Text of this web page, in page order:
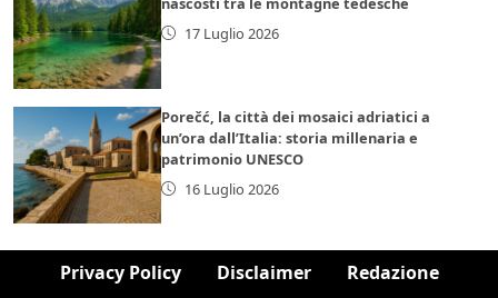
17 Luglio 2026
Porečć, la città dei mosaici adriatici a
un’ora dall’Italia: storia millenaria e
patrimonio UNESCO
16 Luglio 2026
Privacy Policy Disclaimer Redazione